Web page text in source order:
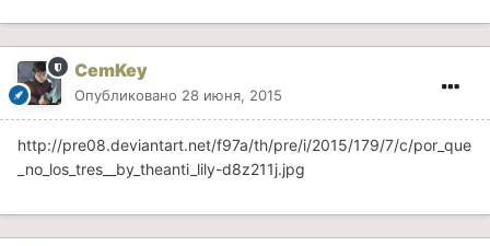
CemKey
Опубликовано 28 июня, 2015
http://pre08.deviantart.net/f97a/th/pre/i/2015/179/7/c/por_que
_no_los_tres__by_theanti_lily-d8z211j.jpg